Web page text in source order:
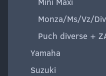
Monza/Ms/Vz/Div
Puch diverse +
Yamaha
Suzuki